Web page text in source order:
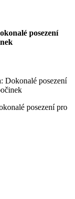
posezení
Dokonalé posezení